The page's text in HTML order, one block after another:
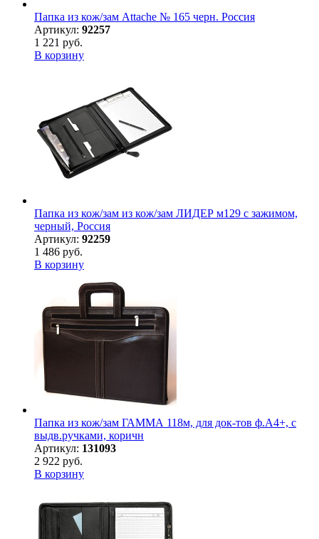
Папка из кож/зам Attache № 165 черн. Россия
Артикул: 92257
1 221 руб.
В корзину
Папка из кож/зам из кож/зам ЛИДЕР м129 с зажимом,
черный, Россия
Артикул: 92259
1 486 руб.
В корзину
Папка из кож/зам ГАММА 118м, для док-тов ф.А4+, с
выдв.ручками, коричн
Артикул: 131093
2 922 руб.
В корзину